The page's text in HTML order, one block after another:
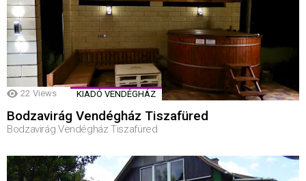
22 Views KIADÓ VENDÉGHÁZ
Bodzavirág Vendégház Tiszafüred
Bodzavirág Vendégház Tiszafüred